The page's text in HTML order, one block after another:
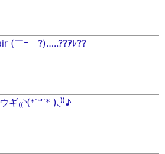
(￣ｰ￣?)…..??ｱﾚ??
ギ₍₍◝(*˙꒳˙* )◟⁾⁾♪